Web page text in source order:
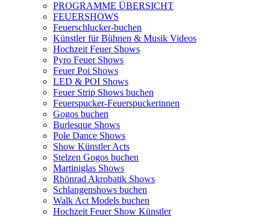
PROGRAMME ÜBERSICHT
FEUERSHOWS
Feuerschlucker-buchen
Künstler für Bühnen & Musik Videos
Hochzeit Feuer Shows
Pyro Feuer Shows
Feuer Poi Shows
LED & POI Shows
Feuer Strip Shows buchen
Feuerspucker-Feuerspuckerinnen
Gogos buchen
Burlesque Shows
Pole Dance Shows
Show Künstler Acts
Stelzen Gogos buchen
Martiniglas Shows
Rhönrad Akrobatik Shows
Schlangenshows buchen
Walk Act Models buchen
Hochzeit Feuer Show Künstler